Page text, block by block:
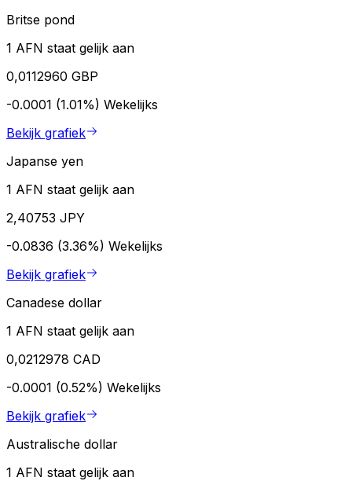
Britse pond
1 AFN staat gelijk aan
0,0112960 GBP
-0.0001 (1.01%) Wekelijks
Bekijk grafiek
Japanse yen
1 AFN staat gelijk aan
2,40753 JPY
-0.0836 (3.36%) Wekelijks
Bekijk grafiek
Canadese dollar
1 AFN staat gelijk aan
0,0212978 CAD
-0.0001 (0.52%) Wekelijks
Bekijk grafiek
Australische dollar
1 AFN staat gelijk aan